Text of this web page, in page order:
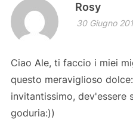
Rosy
30 Giugno
Ciao Ale, ti faccio i miei
questo meraviglioso
invitantissimo, dev'essere
goduria:))